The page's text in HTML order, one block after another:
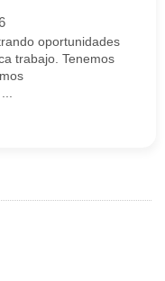
oportunidades
trabajo. Tenemos